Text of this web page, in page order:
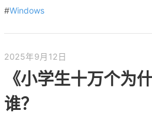
#Windows
2025年9月12日
《小学生十万个为
谁？